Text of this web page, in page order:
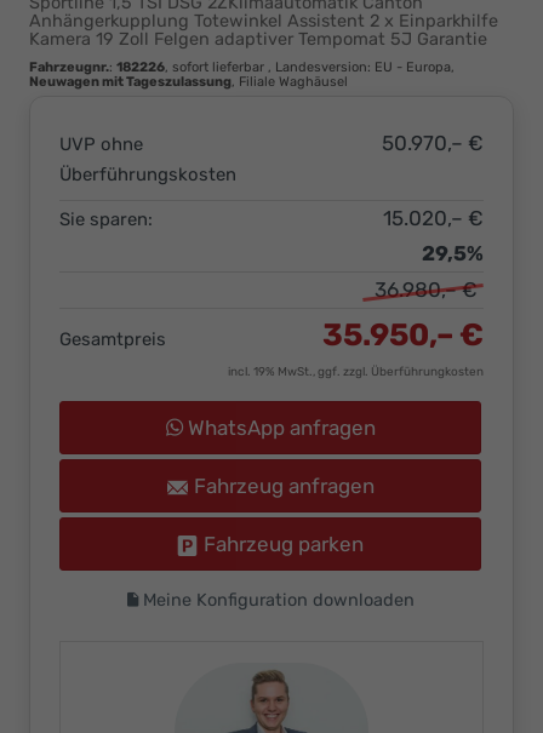
Ihr
Innovatives
Autohaus
Anhängerkupplung Totewinkel Assistent 2 x Einparkhilfe
Kamera 19 Zoll Felgen adaptiver Tempomat 5J Garantie
Fahrzeugnr.: 182226 sofort lieferbar , Landesversion: EU - Europa,
Neuwagen mit Tageszulassung , Filiale Waghäusel
UVP ohne
Überführungskosten
50.970,– €
Sie sparen:
15.020,– €
29,5%
36.980,– €
Gesamtpreis 35.950,– €
incl. 19% MwSt., ggf. zzgl. Überführungkosten
WhatsApp anfragen
Fahrzeug anfragen
Fahrzeug parken
Meine Konfiguration downloaden